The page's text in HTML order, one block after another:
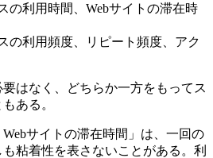
の利用時間、Webサイトの滞在時
の利用頻度、リピート頻度、アク
はなく、どちらか一方をもってス
ある。
Webサイトの滞在時間」は、一回の
粘着性を表さないことがある。利